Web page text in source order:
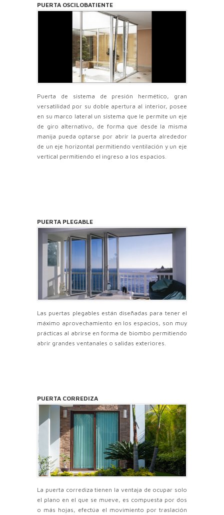
PUERTA OSCILOBATIENTE
Puerta de sistema de presión hermético, gran
versatilidad por su doble apertura al interior, posee
en su marco lateral un sistema que le permite un eje
de giro alternativo, de forma que desde la misma
manija pueda optarse por abrir la puerta alrededor
de un eje horizontal permitiendo ventilación y un eje
vertical permitiendo el ingreso a los espacios.
PUERTA PLEGABLE
Las puertas plegables están diseñadas para tener el
máximo aprovechamiento en los espacios, son muy
prácticas al abrirse en forma de biombo permitiendo
abrir grandes ventanales o salidas exteriores.
PUERTA CORREDIZA
La puerta corrediza tienen la ventaja de ocupar solo
el plano en el que se mueve, es compuesta por dos
o más hojas, efectúa el movimiento por traslación